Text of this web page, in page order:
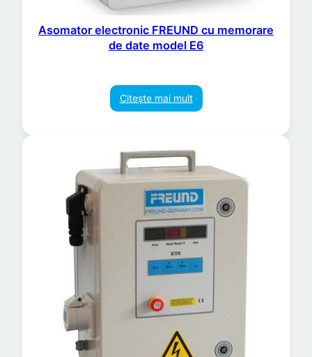
Asomator electronic FREUND cu memorare
de date model E6
Citește mai mult